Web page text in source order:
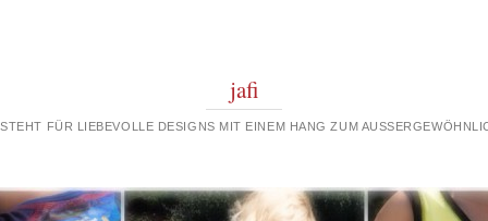
jafi
FÜR LIEBEVOLLE DESIGNS MIT EINEM HANG ZUM